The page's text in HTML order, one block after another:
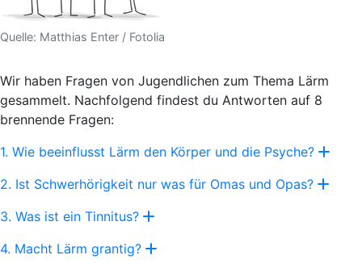
Quelle: Matthias Enter / Fotolia
Wir haben Fragen von Jugendlichen zum Thema Lärm
gesammelt. Nachfolgend findest du Antworten auf 8
brennende Fragen:
1. Wie beeinflusst Lärm den Körper und die Psyche?
2. Ist Schwerhörigkeit nur was für Omas und Opas?
3. Was ist ein Tinnitus?
4. Macht Lärm grantig?